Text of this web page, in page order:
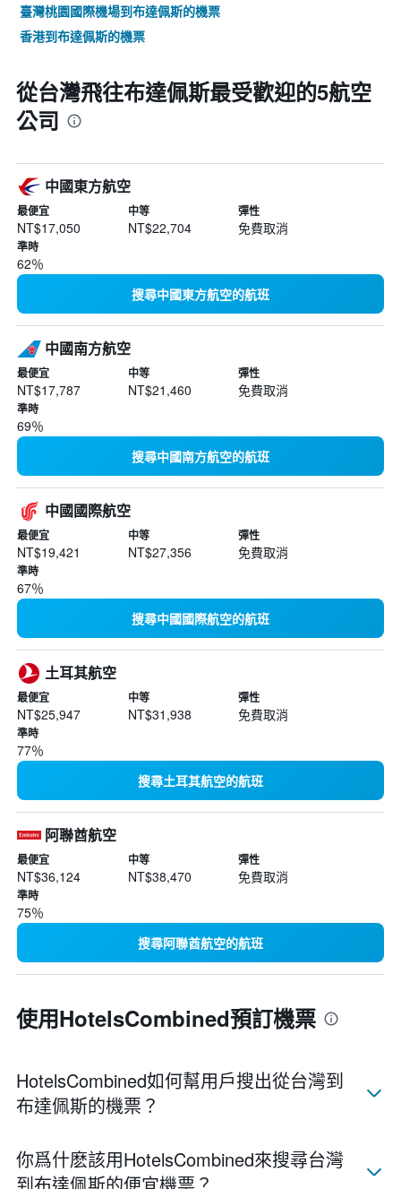
臺灣桃園國際機場到布達佩斯的機票
香港到布達佩斯的機票
從台灣飛往布達佩斯最受歡迎的5航空
公司
中國東方航空
最便宜
NT$17,050
中等
NT$22,704
彈性
免費取消
準時
62％
搜尋中國東方航空的航班
中國南方航空
最便宜
NT$17,787
中等
NT$21,460
彈性
免費取消
準時
69％
搜尋中國南方航空的航班
中國國際航空
最便宜
NT$19,421
中等
NT$27,356
彈性
免費取消
準時
67％
搜尋中國國際航空的航班
土耳其航空
最便宜
NT$25,947
中等
NT$31,938
彈性
免費取消
準時
77％
搜尋土耳其航空的航班
阿聯酋航空
最便宜
NT$36,124
中等
NT$38,470
彈性
免費取消
準時
75％
搜尋阿聯酋航空的航班
使用HotelsCombined預訂機票
HotelsCombined如何幫用戶搜出從台灣到
布達佩斯的機票？
你爲什麽該用HotelsCombined來搜尋台灣​